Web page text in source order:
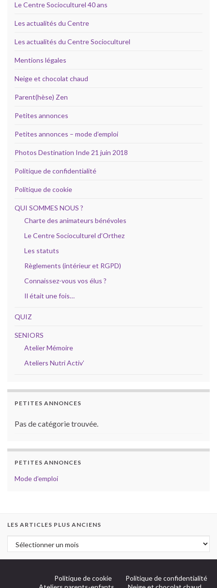
Le Centre Socioculturel 40 ans
Les actualités du Centre
Les actualités du Centre Socioculturel
Mentions légales
Neige et chocolat chaud
Parent(hèse) Zen
Petites annonces
Petites annonces – mode d’emploi
Photos Destination Inde 21 juin 2018
Politique de confidentialité
Politique de cookie
QUI SOMMES NOUS ?
Charte des animateurs bénévoles
Le Centre Socioculturel d’Orthez
Les statuts
Règlements (intérieur et RGPD)
Connaissez-vous vos élus ?
Il était une fois…
QUIZ
SENIORS
Atelier Mémoire
Ateliers Nutri Activ’
PETITES ANNONCES
Pas de catégorie trouvée.
PETITES ANNONCES
Mode d’emploi
LES ARTICLES PLUS ANCIENS
Politique de cookie
Politique de confidentialité